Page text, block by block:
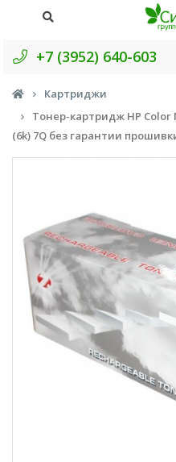
+7 (3952) 640-603
Картриджи
Тонер-картридж HP Color
(6k) 7Q без гарантии